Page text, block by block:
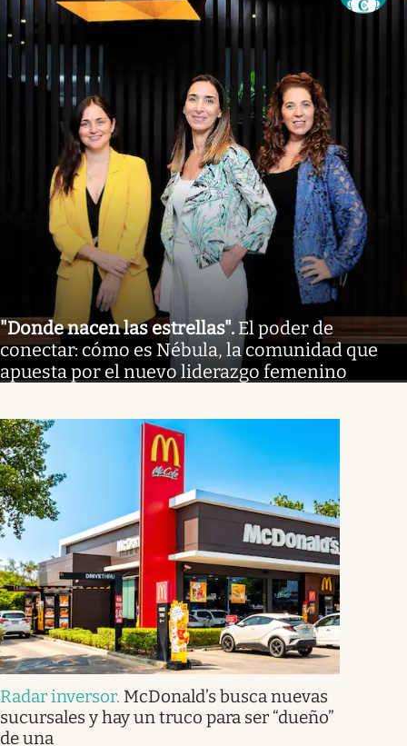
"Donde nacen las estrellas". El poder de
conectar: cómo es Nébula, la comunidad que
apuesta por el nuevo liderazgo femenino
Radar inversor. McDonald’s busca nuevas
sucursales y hay un truco para ser “dueño”
de una